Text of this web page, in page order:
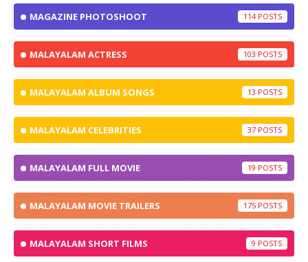
MAGAZINE PHOTOSHOOT 114
MALAYALAM ACTRESS 103
MALAYALAM ALBUM SONGS 13
MALAYALAM CELEBRITIES 37
MALAYALAM FULL MOVIE 19
MALAYALAM MOVIE TRAILERS 175
MALAYALAM SHORT FILMS 9